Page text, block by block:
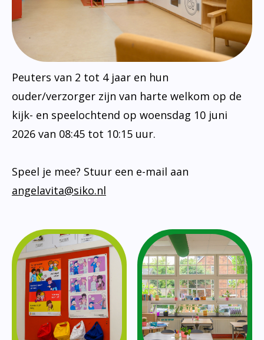
Peuters van 2 tot 4 jaar en hun
ouder/verzorger zijn van harte welkom op de
kijk- en speelochtend op woensdag 10 juni
2026 van 08:45 tot 10:15 uur.
Speel je mee? Stuur een e-mail aan
angelavita@siko.nl